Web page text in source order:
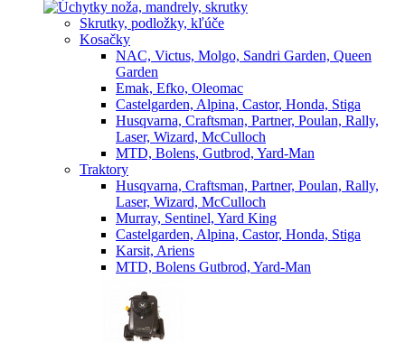
Skrutky, podložky, kľúče
Kosačky
NAC, Victus, Molgo, Sandri Garden, Queen
Garden
Emak, Efko, Oleomac
Castelgarden, Alpina, Castor, Honda, Stiga
Husqvarna, Craftsman, Partner, Poulan, Rally,
Laser, Wizard, McCulloch
MTD, Bolens, Gutbrod, Yard-Man
Traktory
Husqvarna, Craftsman, Partner, Poulan, Rally,
Laser, Wizard, McCulloch
Murray, Sentinel, Yard King
Castelgarden, Alpina, Castor, Honda, Stiga
Karsit, Ariens
MTD, Bolens Gutbrod, Yard-Man